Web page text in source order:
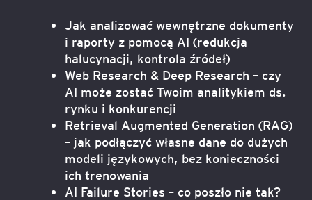
Jak analizować wewnętrzne dokumenty
i raporty z pomocą AI (redukcja
halucynacji, kontrola źródeł)
Web Research & Deep Research – czy
AI może zostać Twoim analitykiem ds.
rynku i konkurencji
Retrieval Augmented Generation (RAG)
– jak podłączyć własne dane do dużych
modeli językowych, bez konieczności
ich trenowania
AI Failure Stories – co poszło nie tak?